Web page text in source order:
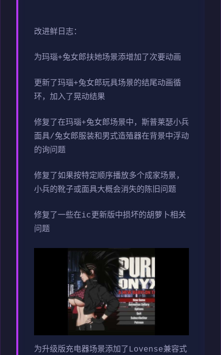
改进鲜日志：
为玛瑙+兔女郎扶她场景添增加了次要动画
更新了玛瑙+兔女郎玩具场景的结尾动画循
环，加入了晃动结果
修复了在玛瑙+兔女郎场景中，斯普莱瑟小兵
面具/兔女郎服装和男式造殖器在背景中浮动
的询问题
修复了如果按特定顺序播放多个成家场景，
小兵的靴子或面具大概会消失的陈旧问题
修复了一些在ic更新版中损坏的胡萝卜相关
问题
为升级版充电器场景添加了Lovense兼容式